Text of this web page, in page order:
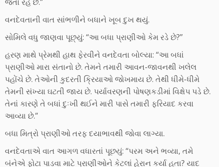
વનદેવતાની વાત સાંભળીને બધાને ખૂબ દુખ થયું.
સોમિલે વધુ જાણવા પૂછ્યું: “આ બધા પ્રાણીઓ કેમ રડે છે?”
હરણ માથે પ્રેમથી હાથ ફેરવીને વનદેવતા બોલ્યા: “આ બધાં
પ્રાણીઓ મારા સંતાનો છે. તેમને તમારી આવન-જાવનથી ખલેલ
પહોંચે છે. તેઓની કુદરતી ક્રિયાઓ જોખમાય છે. તેથી ધીમે-ધીમે
તેમની સંખ્યા ઘટતી જાય છે. પર્યાવરણની પોષણકડીમાં વિક્ષેપ પડે છે.
તેનાં કારણે તે બધાં દુઃખી થઈને મારી પાસે તમારી ફરિયાદ કરવા
આવ્યા છે.”
બધા મિત્રો પ્રાણીઓ તરફ દયાભાવથી જોવા લાગ્યા.
વનદેવતાએ વાત આગળ વધારતાં પૂછયું: “પરમ અને ભવ્યા, તમે
બંનેએ ફોટા પાડવા માટે પ્રાણીઓને કેટલાં હેરાન કર્યા હતા? યાદ